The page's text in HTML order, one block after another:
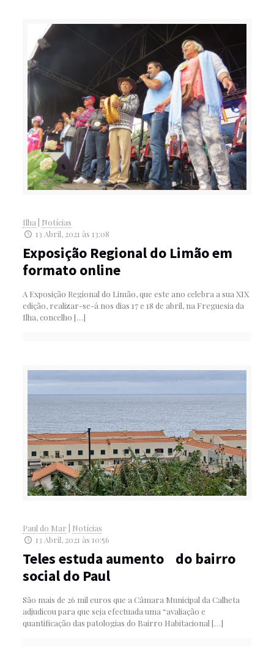
Ilha
Notícias
13 Abril, 2021 às 13:08
Exposição Regional do Limão em
formato online
A Exposição Regional do Limão, que este ano celebra a sua XIX
edição, realizar-se-á nos dias 17 e 18 de abril, na Freguesia da
Ilha, concelho […]
Paul do Mar
Notícias
13 Abril, 2021 às 10:56
Teles estuda aumento do bairro
social do Paul
São mais de 26 mil euros que a Câmara Municipal da Calheta
adjudicou para que seja efectuada uma “avaliação e
quantificação das patologias do Bairro Habitacional […]